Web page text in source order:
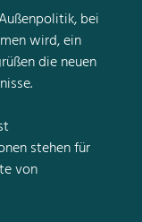
bei
wird, ein
die neuen
stehen für
von